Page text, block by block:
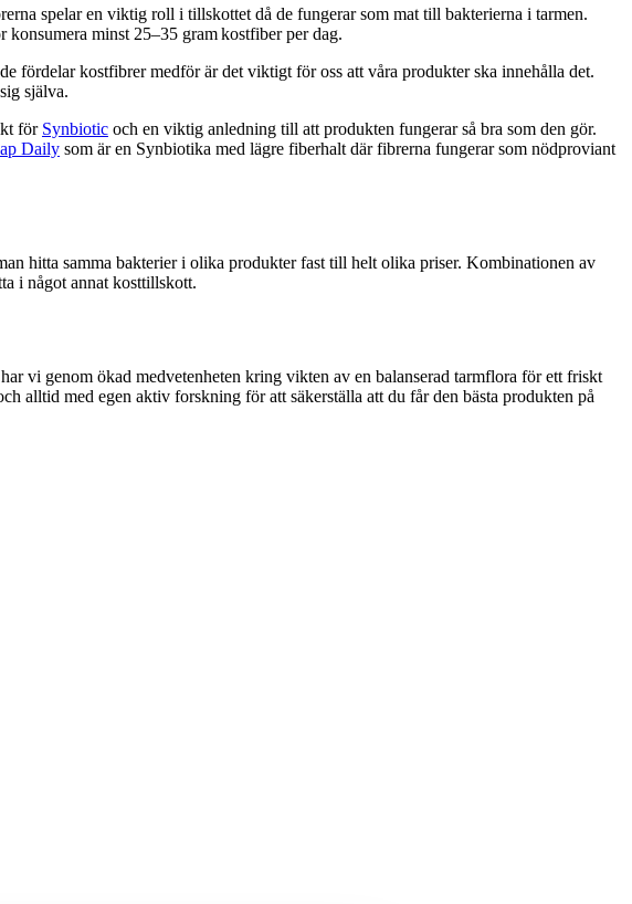
spelar en viktig roll i tillskottet då de fungerar som mat till bakterierna i tarmen.
minst 25–35 gram kostfiber per dag.
fördelar kostfibrer medför är det viktigt för oss att våra produkter ska innehålla det.
själva.
för Synbiotic och en viktig anledning till att produkten fungerar så bra som den gör.
Daily som är en Synbiotika med lägre fiberhalt där fibrerna fungerar som nödproviant
hitta samma bakterier i olika produkter fast till helt olika priser. Kombinationen av
i något annat kosttillskott.
har vi genom ökad medvetenheten kring vikten av en balanserad tarmflora för ett friskt
alltid med egen aktiv forskning för att säkerställa att du får den bästa produkten på